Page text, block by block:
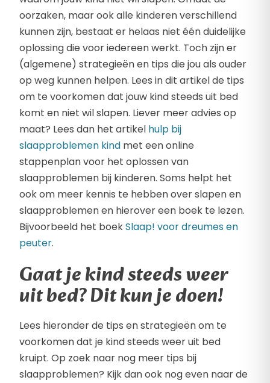
oorzaken, maar ook alle kinderen verschillend
kunnen zijn, bestaat er helaas niet één duidelijke
oplossing die voor iedereen werkt. Toch zijn er
(algemene) strategieën en tips die jou als ouder
op weg kunnen helpen. Lees in dit artikel de tips
om te voorkomen dat jouw kind steeds uit bed
komt en niet wil slapen. Liever meer advies op
maat? Lees dan het artikel hulp bij
slaapproblemen kind met een online
stappenplan voor het oplossen van
slaapproblemen bij kinderen. Soms helpt het
ook om meer kennis te hebben over slapen en
slaapproblemen en hierover een boek te lezen.
Bijvoorbeeld het boekSlaap! voor dreumes en
peuter.
Gaat je kind steeds weer
uit bed? Dit kun je doen!
Lees hieronder de tips en strategieën om te
voorkomen dat je kind steeds weer uit bed
kruipt. Op zoek naar nog meer tips bij
slaapproblemen? Kijk dan ook nog even naar de